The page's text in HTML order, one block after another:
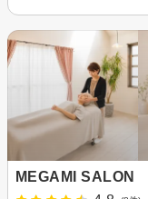
MEGAMI SALON